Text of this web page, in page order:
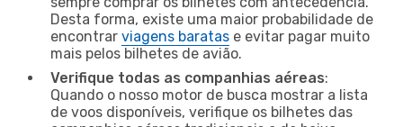
Desta forma, existe uma maior probabilidade de
encontrar viagens baratas e evitar pagar muito
mais pelos bilhetes de avião.
Verifique todas as companhias aéreas:
Quando o nosso motor de busca mostrar a lista
de voos disponíveis, verifique os bilhetes das